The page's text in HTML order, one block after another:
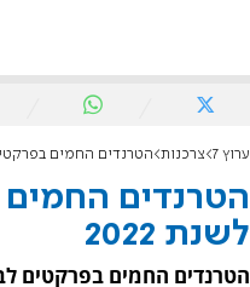
ערוץ 7 צרכנות הטרנדים החמים בפרקטים
הטרנדים
לשנת 2022